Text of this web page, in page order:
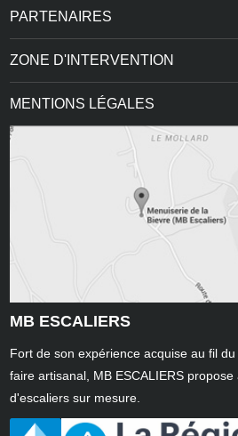
PARTENAIRES
ZONE D'INTERVENTION
MENTIONS LÉGALES
MB ESCALIERS
Fort de son expérience acquise au fil
faire artisanal, MB ESCALIERS
d'escaliers sur mesure.